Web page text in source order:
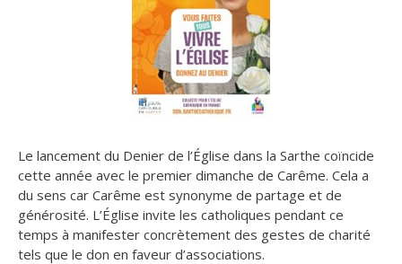
Le lancement du Denier de l’Église dans la Sarthe coïncide
cette année avec le premier dimanche de Carême. Cela a
du sens car Carême est synonyme de partage et de
générosité. L’Église invite les catholiques pendant ce
temps à manifester concrètement des gestes de charité
tels que le don en faveur d’associations.